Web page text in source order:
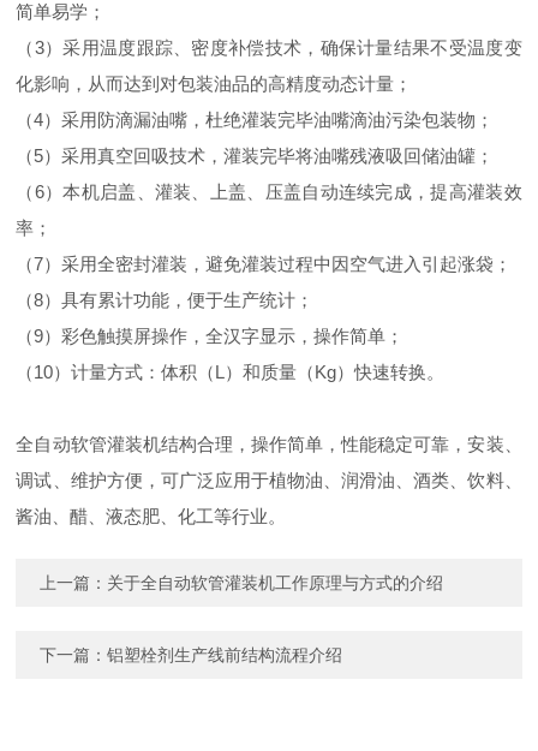
简单易学；
（3）采用温度跟踪、密度补偿技术，确保计量结果不受温度变
化影响，从而达到对包装油品的高精度动态计量；
（4）采用防滴漏油嘴，杜绝灌装完毕油嘴滴油污染包装物；
（5）采用真空回吸技术，灌装完毕将油嘴残液吸回储油罐；
（6）本机启盖、灌装、上盖、压盖自动连续完成，提高灌装效
率；
（7）采用全密封灌装，避免灌装过程中因空气进入引起涨袋；
（8）具有累计功能，便于生产统计；
（9）彩色触摸屏操作，全汉字显示，操作简单；
（10）计量方式：体积（L）和质量（Kg）快速转换。
全自动软管灌装机结构合理，操作简单，性能稳定可靠，安装、
调试、维护方便，可广泛应用于植物油、润滑油、酒类、饮料、
酱油、醋、液态肥、化工等行业。
上一篇： 关于全自动软管灌装机工作原理与方式的介绍
下一篇：铝塑栓剂生产线前结构流程介绍